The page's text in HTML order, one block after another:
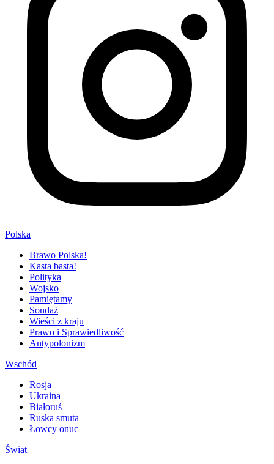
Polska
Brawo Polska!
Kasta basta!
Polityka
Wojsko
Pamiętamy
Sondaż
Wieści z kraju
Prawo i Sprawiedliwość
Antypolonizm
Wschód
Rosja
Ukraina
Białoruś
Ruska smuta
Łowcy onuc
Świat